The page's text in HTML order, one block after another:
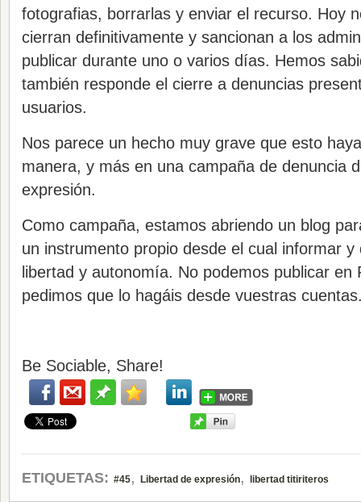
fotografias, borrarlas y enviar el recurso. Hoy
cierran definitivamente y sancionan a los
publicar durante uno o varios días. Hemos
también responde el cierre a denuncias
usuarios.
Nos parece un hecho muy grave que esto
manera, y más en una campaña de denuncia
expresión.
Como campaña, estamos abriendo un blog
un instrumento propio desde el cual informar y
libertad y autonomía. No podemos publicar en
pedimos que lo hagáis desde vuestras
Be Sociable, Share!
ETIQUETAS: #45, Libertad de expresión, libertad titiriteros